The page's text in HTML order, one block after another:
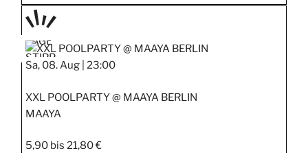
TAGE
STIPP
Sa, 08. Aug | 23:00
XXL POOLPARTY @ MAAYA BERLIN
MAAYA
5,90 bis 21,80 €